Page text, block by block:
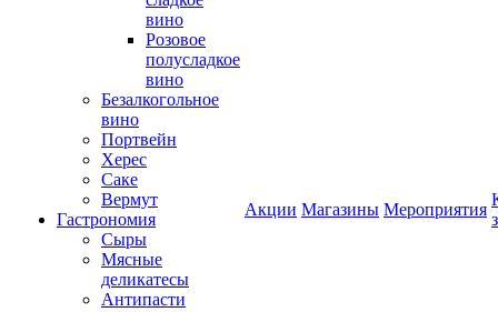
вино
Розовое
полусладкое
вино
Безалкогольное
вино
Портвейн
Херес
Саке
Вермут
Гастрономия
Сыры
Мясные
деликатесы
Антипасти
Акции Магазины Мероприятия